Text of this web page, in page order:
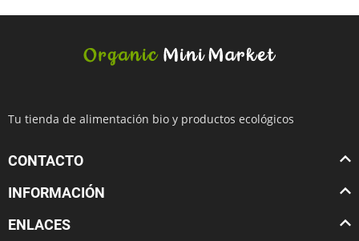
Tu tienda de alimentación bio y productos ecológicos
CONTACTO
INFORMACIÓN
ENLACES